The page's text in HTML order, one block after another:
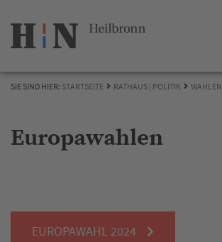
SIE SIND HIER: STARTSEITE RATHAUS | POLITIK WAHLEN
Europawahlen
EUROPAWAHL 2024